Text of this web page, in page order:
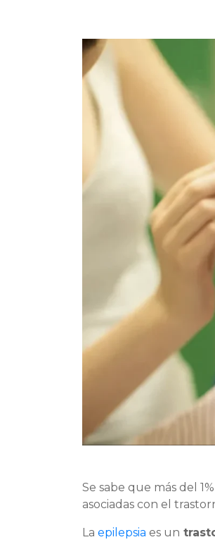
Se sabe que más del
asociadas con el
La epilepsia es un